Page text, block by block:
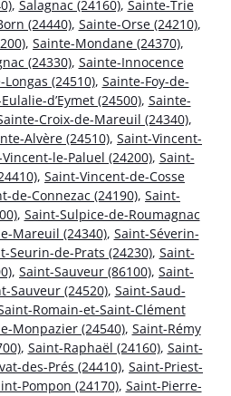
, Salagnac (24160), Sainte-Trie
(24440), Sainte-Orse (24210),
, Sainte-Mondane (24370),
(24330), Sainte-Innocence
(24510), Sainte-Foy-de-
d’Eymet (24500), Sainte-
Croix-de-Mareuil (24340),
Alvère (24510), Saint-Vincent-
le-Paluel (24200), Saint-
, Saint-Vincent-de-Cosse
de-Connezac (24190), Saint-
, Saint-Sulpice-de-Roumagnac
Mareuil (24340), Saint-Séverin-
Seurin-de-Prats (24230), Saint-
, Saint-Sauveur (86100), Saint-
Sauveur (24520), Saint-Saud-
Romain-et-Saint-Clément
Monpazier (24540), Saint-Rémy
, Saint-Raphaël (24160), Saint-
des-Prés (24410), Saint-Priest-
Pompon (24170), Saint-Pierre-